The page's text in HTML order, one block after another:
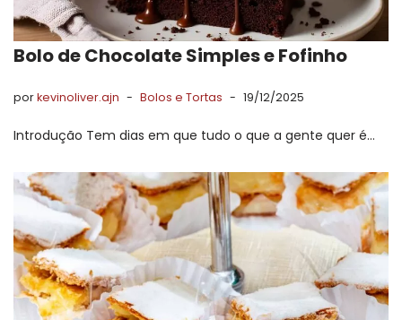
Bolo de Chocolate Simples e Fofinho
porkevinoliver.ajn Bolos e Tortas 19/12/2025
Introdução Tem dias em que tudo o que a gente quer é…